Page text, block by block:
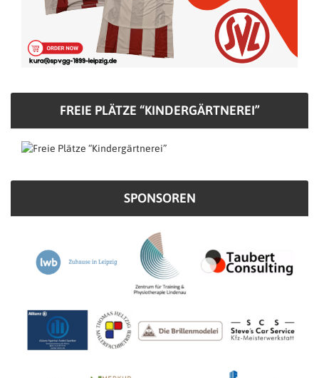
FREIE PLÄTZE “KINDERGÄRTNEREI”
SPONSOREN